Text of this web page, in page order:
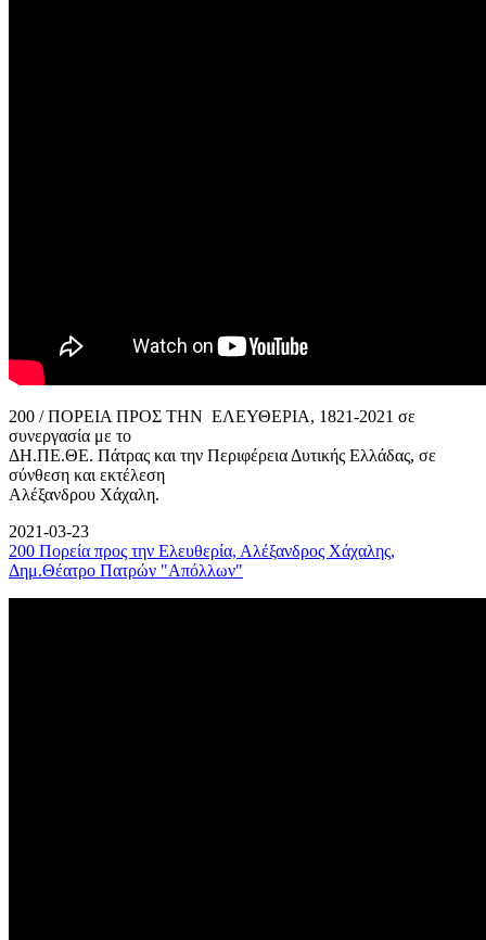
200 / ΠΟΡΕΙΑ ΠΡΟΣ ΤΗΝ ΕΛΕΥΘΕΡΙΑ, 1821-2021 σε
συνεργασία με το
ΔΗ.ΠΕ.ΘΕ. Πάτρας και την Περιφέρεια Δυτικής Ελλάδας, σε
σύνθεση και εκτέλεση
Αλέξανδρου Χάχαλη.
2021-03-23
200 Πορεία προς την Ελευθερία, Αλέξανδρος Χάχαλης,
Δημ.Θέατρο Πατρών "Απόλλων"